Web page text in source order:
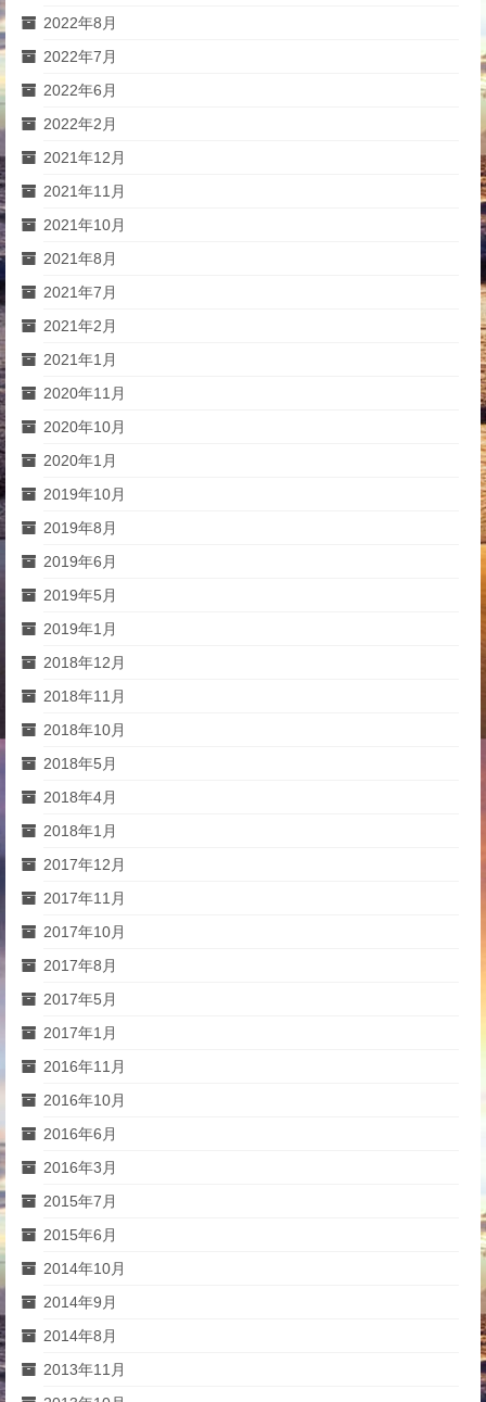
2022年8月
2022年7月
2022年6月
2022年2月
2021年12月
2021年11月
2021年10月
2021年8月
2021年7月
2021年2月
2021年1月
2020年11月
2020年10月
2020年1月
2019年10月
2019年8月
2019年6月
2019年5月
2019年1月
2018年12月
2018年11月
2018年10月
2018年5月
2018年4月
2018年1月
2017年12月
2017年11月
2017年10月
2017年8月
2017年5月
2017年1月
2016年11月
2016年10月
2016年6月
2016年3月
2015年7月
2015年6月
2014年10月
2014年9月
2014年8月
2013年11月